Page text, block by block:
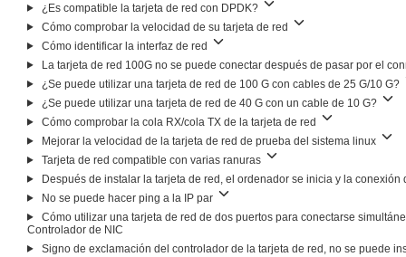
¿Es compatible la tarjeta de red con DPDK?
Cómo comprobar la velocidad de su tarjeta de red
Cómo identificar la interfaz de red
La tarjeta de red 100G no se puede conectar después de pasar por el
¿Se puede utilizar una tarjeta de red de 100 G con cables de 25 G/10 G?
¿Se puede utilizar una tarjeta de red de 40 G con un cable de 10 G?
Cómo comprobar la cola RX/cola TX de la tarjeta de red
Mejorar la velocidad de la tarjeta de red de prueba del sistema linux
Tarjeta de red compatible con varias ranuras
Después de instalar la tarjeta de red, el ordenador se inicia y la conexión
No se puede hacer ping a la IP par
Cómo utilizar una tarjeta de red de dos puertos para conectarse
Controlador de NIC
Signo de exclamación del controlador de la tarjeta de red, no se puede